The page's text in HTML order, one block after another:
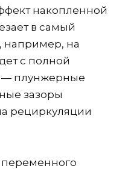
накопленной
в самый
на
с полной
— плунжерные
зазоры
рециркуляции
переменного